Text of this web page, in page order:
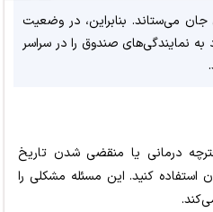
می‌ستاند. بنابراین، در وضعیت
نمایندگی‌های صندوق را در سراسر
درمانی یا منقضی شدن تاریخ
استفاده کنید. این مسئله مشکلی را